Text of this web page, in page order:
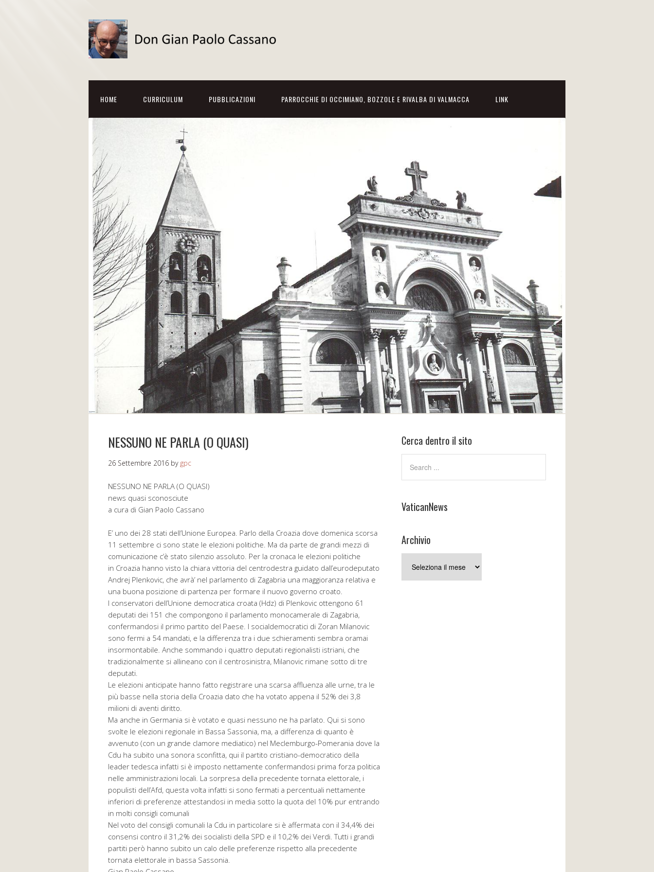
HOME CURRICULUM PUBBLICAZIONI PARROCCHIE DI OCCIMIANO, BOZZOLE E RIVALBA DI VALMACCA LINK
NESSUNO NE PARLA (O QUASI)
26 Settembre 2016 by gpc
NESSUNO NE PARLA (O QUASI)
news quasi sconosciute
a cura di Gian Paolo Cassano
E’ uno dei 28 stati dell’Unione Europea. Parlo della Croazia dove domenica scorsa
11 settembre ci sono state le elezioni politiche. Ma da parte de grandi mezzi di
comunicazione c’è stato silenzio assoluto. Per la cronaca le elezioni politiche
in Croazia hanno visto la chiara vittoria del centrodestra guidato dall’eurodeputato
Andrej Plenkovic, che avrà’ nel parlamento di Zagabria una maggioranza relativa e
una buona posizione di partenza per formare il nuovo governo croato.
I conservatori dell’Unione democratica croata (Hdz) di Plenkovic ottengono 61
deputati dei 151 che compongono il parlamento monocamerale di Zagabria,
confermandosi il primo partito del Paese. I socialdemocratici di Zoran Milanovic
sono fermi a 54 mandati, e la differenza tra i due schieramenti sembra oramai
insormontabile. Anche sommando i quattro deputati regionalisti istriani, che
tradizionalmente si allineano con il centrosinistra, Milanovic rimane sotto di tre
deputati.
Le elezioni anticipate hanno fatto registrare una scarsa affluenza alle urne, tra le
più basse nella storia della Croazia dato che ha votato appena il 52% dei 3,8
milioni di aventi diritto.
Ma anche in Germania si è votato e quasi nessuno ne ha parlato. Qui si sono
svolte le elezioni regionale in Bassa Sassonia, ma, a differenza di quanto è
avvenuto (con un grande clamore mediatico) nel Meclemburgo-Pomerania dove la
Cdu ha subito una sonora sconfitta, qui il partito cristiano-democratico della
leader tedesca infatti si è imposto nettamente confermandosi prima forza politica
nelle amministrazioni locali. La sorpresa della precedente tornata elettorale, i
populisti dell’Afd, questa volta infatti si sono fermati a percentuali nettamente
inferiori di preferenze attestandosi in media sotto la quota del 10% pur entrando
in molti consigli comunali
Nel voto del consigli comunali la Cdu in particolare si è affermata con il 34,4% dei
consensi contro il 31,2% dei socialisti della SPD e il 10,2% dei Verdi. Tutti i grandi
partiti però hanno subito un calo delle preferenze rispetto alla precedente
tornata elettorale in bassa Sassonia.
Cerca dentro il sito
VaticanNews
Archivio